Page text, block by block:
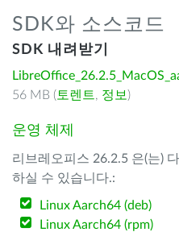
SDK와 소스코드
SDK 내려받기
56 MB ( 토렌트, 정보 )
운영 체제
리브레오피스 26.2.5 은(는)
하실 수 있습니다.:
Linux Aarch64 (deb)
Linux Aarch64 (rpm)